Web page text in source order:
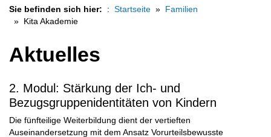
Sie befinden sich hier: Startseite
Familien
Kita Akademie
Aktuelles
2. Modul: Stärkung der Ich- und
Bezugsgruppenidentitäten von Kindern
Die fünfteilige Weiterbildung dient der vertieften
Auseinandersetzung mit dem Ansatz Vorurteilsbewusste